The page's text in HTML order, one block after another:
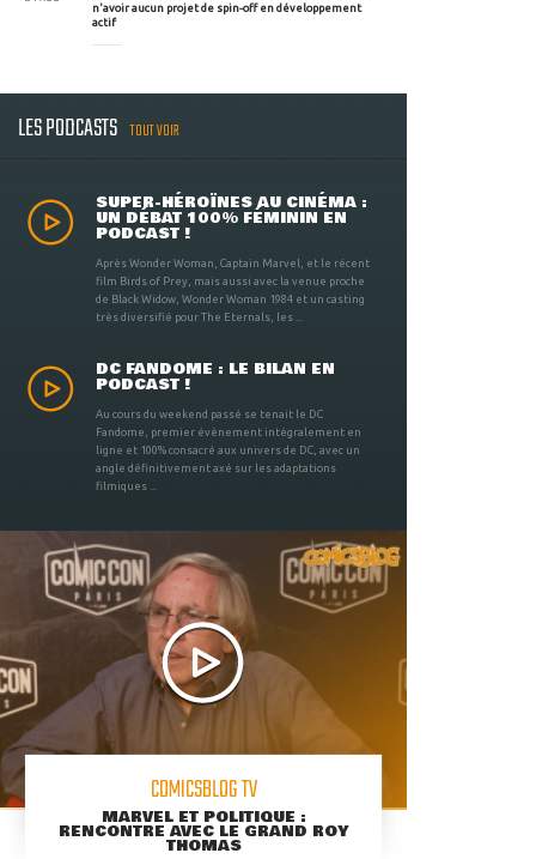
n'avoir aucun projet de spin-off en développement
actif
LES PODCASTS TOUT VOIR
SUPER-HÉROÏNES AU CINÉMA :
UN DÉBAT 100% FÉMININ EN
PODCAST !
Après Wonder Woman, Captain Marvel, et le récent
film Birds of Prey, mais aussi avec la venue proche
de Black Widow, Wonder Woman 1984 et un casting
très diversifié pour The Eternals, les ...
DC FANDOME : LE BILAN EN
PODCAST !
Au cours du weekend passé se tenait le DC
Fandome, premier évènement intégralement en
ligne et 100% consacré aux univers de DC, avec un
angle définitivement axé sur les adaptations
filmiques ...
COMICSBLOG TV
MARVEL ET POLITIQUE :
RENCONTRE AVEC LE GRAND ROY
THOMAS